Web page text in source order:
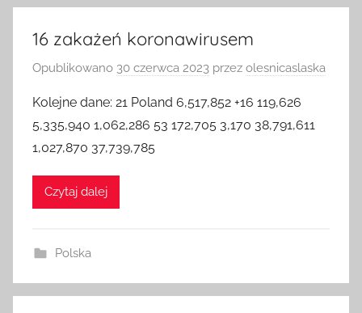
16 zakażeń koronawirusem
Opublikowano 30 czerwca 2023 przez olesnicaslaska
Kolejne dane: 21 Poland 6,517,852 +16 119,626
5,335,940 1,062,286 53 172,705 3,170 38,791,611
1,027,870 37,739,785
Czytaj dalej
Polska